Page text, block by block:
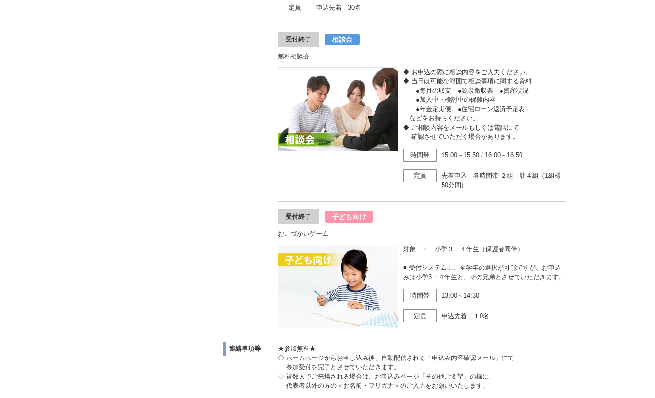
定員 申込先着 30名
受付終了 相談会
無料相談会
◆ お申込の際に相談内容をご入力ください。
◆ 当日は可能な範囲で相談事項に関する資料
●毎月の収支 ●源泉徴収票 ●資産状況
●加入中・検討中の保険内容
●年金定期便 ●住宅ローン返済予定表
などをお持ちください。
◆ ご相談内容をメールもしくは電話にて
確認させていただく場合があります。
時間帯 15:00～15:50 / 16:00～16:50
定員
先着申込 各時間帯 ２組 計４組（1組様
50分間）
受付終了 子ども向け
おこづかいゲーム
対象 ： 小学３・４年生（保護者同伴）
■ 受付システム上、全学年の選択が可能ですが、お申込
みは小学3・４年生と、その兄弟とさせていただきます。
時間帯 13:00～14:30
定員 申込先着 １0名
連絡事項等
★参加無料★
◇ ホームページからお申し込み後、自動配信される「申込み内容確認メール」にて
参加受付を完了とさせていただきます。
◇ 複数人でご来場される場合は、お申込みページ「その他ご要望」の欄に、
代表者以外の方の＜お名前・フリガナ＞のご入力をお願いいたします。